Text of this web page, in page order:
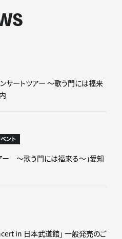
ンサートツアー ～歌う門には福来
ント
ー ～歌う門には福来る～」愛知
in 日本武道館」 一般発売のご